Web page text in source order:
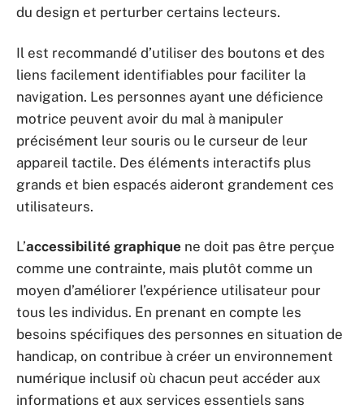
du design et perturber certains lecteurs.
Il est recommandé d’utiliser des boutons et des
liens facilement identifiables pour faciliter la
navigation. Les personnes ayant une déficience
motrice peuvent avoir du mal à manipuler
précisément leur souris ou le curseur de leur
appareil tactile. Des éléments interactifs plus
grands et bien espacés aideront grandement ces
utilisateurs.
L’accessibilité graphique ne doit pas être perçue
comme une contrainte, mais plutôt comme un
moyen d’améliorer l’expérience utilisateur pour
tous les individus. En prenant en compte les
besoins spécifiques des personnes en situation de
handicap, on contribue à créer un environnement
numérique inclusif où chacun peut accéder aux
informations et aux services essentiels sans